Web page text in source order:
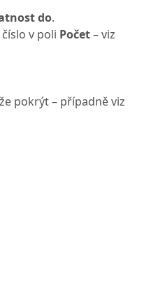
do.
v poli Počet– viz
pokrýt – případně viz